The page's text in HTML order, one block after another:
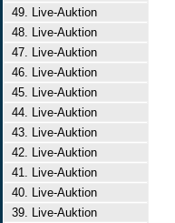
49. Live-Auktion
48. Live-Auktion
47. Live-Auktion
46. Live-Auktion
45. Live-Auktion
44. Live-Auktion
43. Live-Auktion
42. Live-Auktion
41. Live-Auktion
40. Live-Auktion
39. Live-Auktion